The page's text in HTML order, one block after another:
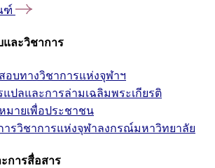
ฑ์
ละวิชาการ
อบทางวิชาการแห่งจุฬาฯ
ปลและการล่ามเฉลิมพระเกียรติ
มายเพื่อประชาชน
ารวิชาการแห่งจุฬาลงกรณ์มหาวิทยาลัย
การสื่อสาร